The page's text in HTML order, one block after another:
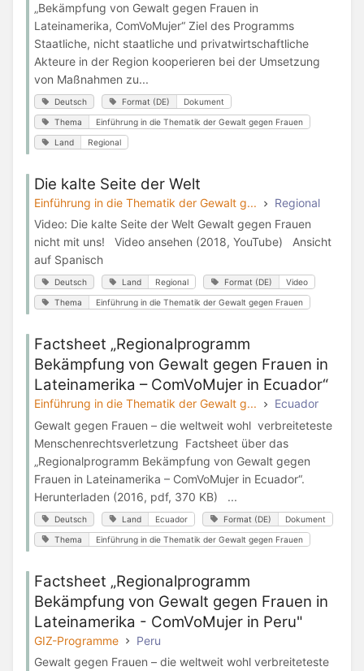
„Bekämpfung von Gewalt gegen Frauen in
Lateinamerika, ComVoMujer“ Ziel des Programms
Staatliche, nicht staatliche und privatwirtschaftliche
Akteure in der Region kooperieren bei der Umsetzung
von Maßnahmen zu...
Deutsch Format (DE) Dokument
Thema Einführung in die Thematik der Gewalt gegen Frauen
Land Regional
Die kalte Seite der Welt
Einführung in die Thematik der Gewalt g...
Regional
Video: Die kalte Seite der Welt Gewalt gegen Frauen
nicht mit uns! Video ansehen (2018, YouTube) Ansicht
auf Spanisch
Deutsch Land Regional Format (DE) Video
Thema Einführung in die Thematik der Gewalt gegen Frauen
Factsheet „Regionalprogramm
Bekämpfung von Gewalt gegen Frauen in
Lateinamerika – ComVoMujer in Ecuador“
Einführung in die Thematik der Gewalt g...
Ecuador
Gewalt gegen Frauen – die weltweit wohl verbreiteteste
Menschenrechtsverletzung Factsheet über das
„Regionalprogramm Bekämpfung von Gewalt gegen
Frauen in Lateinamerika – ComVoMujer in Ecuador“.
Herunterladen (2016, pdf, 370 KB) ...
Deutsch Land Ecuador Format (DE) Dokument
Thema Einführung in die Thematik der Gewalt gegen Frauen
Factsheet „Regionalprogramm
Bekämpfung von Gewalt gegen Frauen in
Lateinamerika - ComVoMujer in Peru"
GIZ-Programme
Peru
Gewalt gegen Frauen – die weltweit wohl verbreiteteste